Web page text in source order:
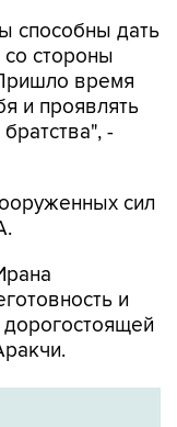
способны дать
стороны
время
и проявлять
-
сил
и
дорогостоящей